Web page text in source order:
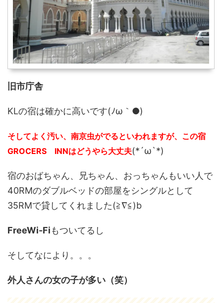
旧市庁舎
KLの宿は確かに高いです(ﾉω｀●)
そしてよく汚い、南京虫がでるといわれますが、この宿
GROCERS INNはどうやら大丈夫(*´ω`*)
宿のおばちゃん、兄ちゃん、おっちゃんもいい人で
40RMのダブルベッドの部屋をシングルとして
35RMで貸してくれました(≧∇≦)b
FreeWi-Fiもついてるし
そしてなにより。。。
外人さんの女の子が多い（笑）